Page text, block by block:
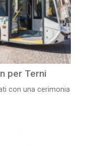
per Terni
con una cerimonia